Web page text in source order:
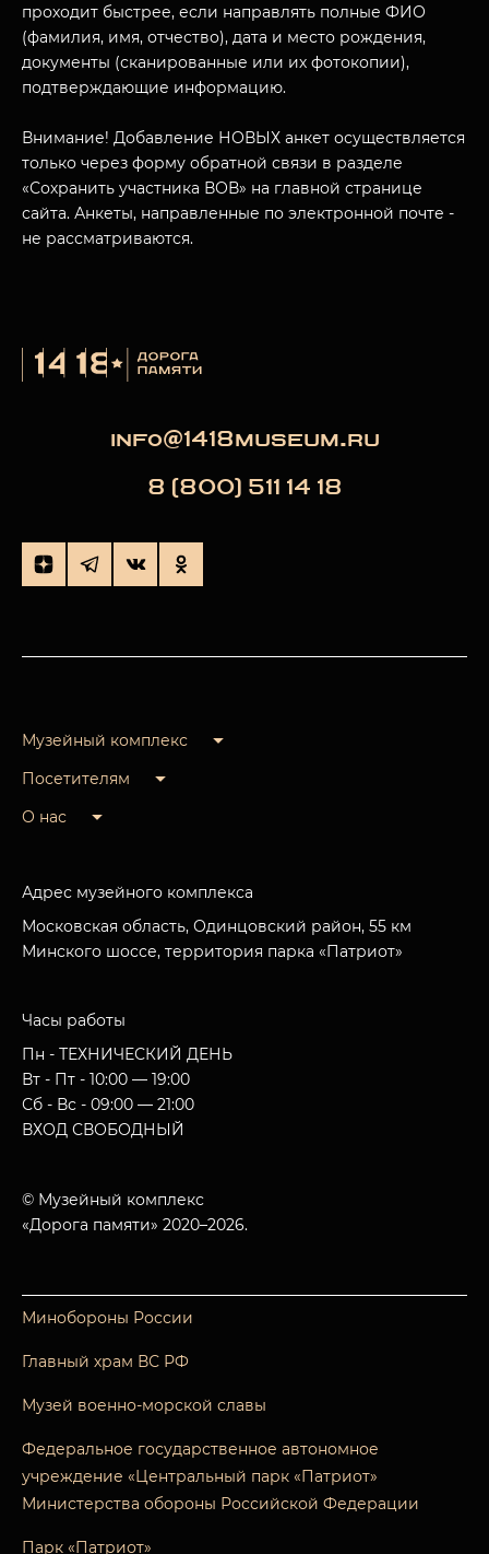
проходит быстрее, если направлять полные ФИО
(фамилия, имя, отчество), дата и место рождения,
документы (сканированные или их фотокопии),
подтверждающие информацию.
Внимание! Добавление НОВЫХ анкет осуществляется
только через форму обратной связи в разделе
«Сохранить участника ВОВ» на главной странице
сайта. Анкеты, направленные по электронной почте -
не рассматриваются.
info@1418museum.ru
8 (800) 511 14 18
Музейный комплекс
Посетителям
О нас
Адрес музейного комплекса
Московская область, Одинцовский район, 55 км
Минского шоссе, территория парка «Патриот»
Часы работы
Пн - ТЕХНИЧЕСКИЙ ДЕНЬ
Вт - Пт - 10:00 — 19:00
Сб - Вс - 09:00 — 21:00
ВХОД СВОБОДНЫЙ
© Музейный комплекс
«Дорога памяти» 2020–2026.
Минобороны России
Главный храм ВС РФ
Музей военно-морской славы
Федеральное государственное автономное
учреждение «Центральный парк «Патриот»
Министерства обороны Российской Федерации
Парк «Патриот»